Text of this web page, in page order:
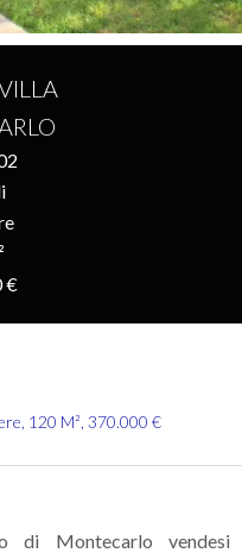
€
120 M², 370.000 €
di Montecarlo vendesi